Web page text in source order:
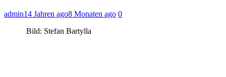
admin14 Jahren ago8 Monaten ago 0
Bild: Stefan Bartylla